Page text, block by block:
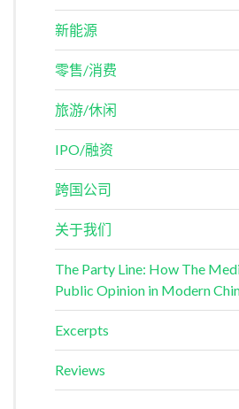
新能源
零售/消费
旅游/休闲
IPO/融资
跨国公司
关于我们
The Party Line: How The
Public Opinion in Modern
Excerpts
Reviews